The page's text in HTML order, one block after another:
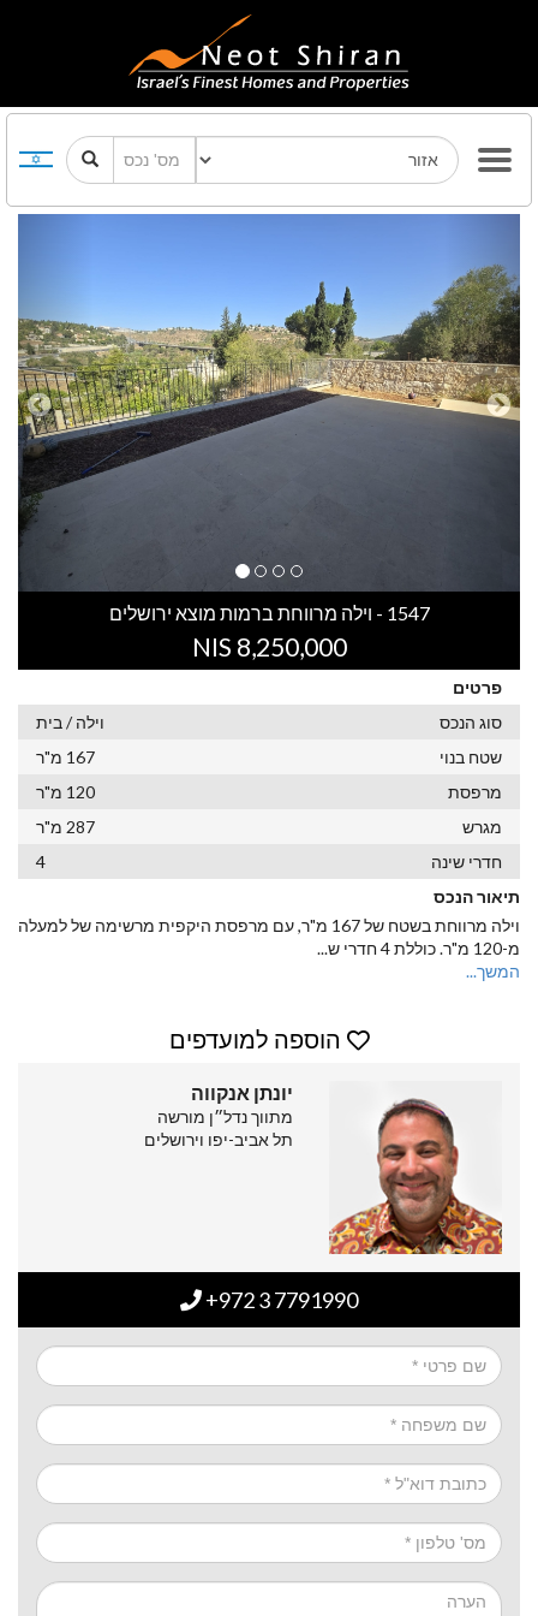
Previous Next
1547 - וילה מרווחת ברמות מוצא ירושלים
8,250,000 NIS
פרטים
סוג הנכס
וילה / בית
שטח בנוי
167 מ"ר
מרפסת
120 מ"ר
מגרש
287 מ"ר
חדרי שינה
4
תיאור הנכס
וילה מרווחת בשטח של 167 מ"ר, עם מרפסת היקפית מרשימה של למעלה
מ-120 מ"ר. כוללת 4 חדרי ש
...
המשך...
הוספה למועדפים
יונתן אנקווה
מתווך נדל״ן מורשה
תל אביב-יפו וירושלים
+972 3 7791990